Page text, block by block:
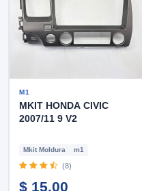
M1
MKIT HONDA CIVIC
2007/11 9 V2
Mkit Moldura m1
(8)
$ 15.00